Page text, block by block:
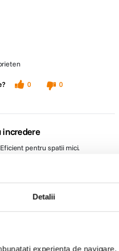
Detalii
experienta de
0
0
incredere
pentru spatii mici.